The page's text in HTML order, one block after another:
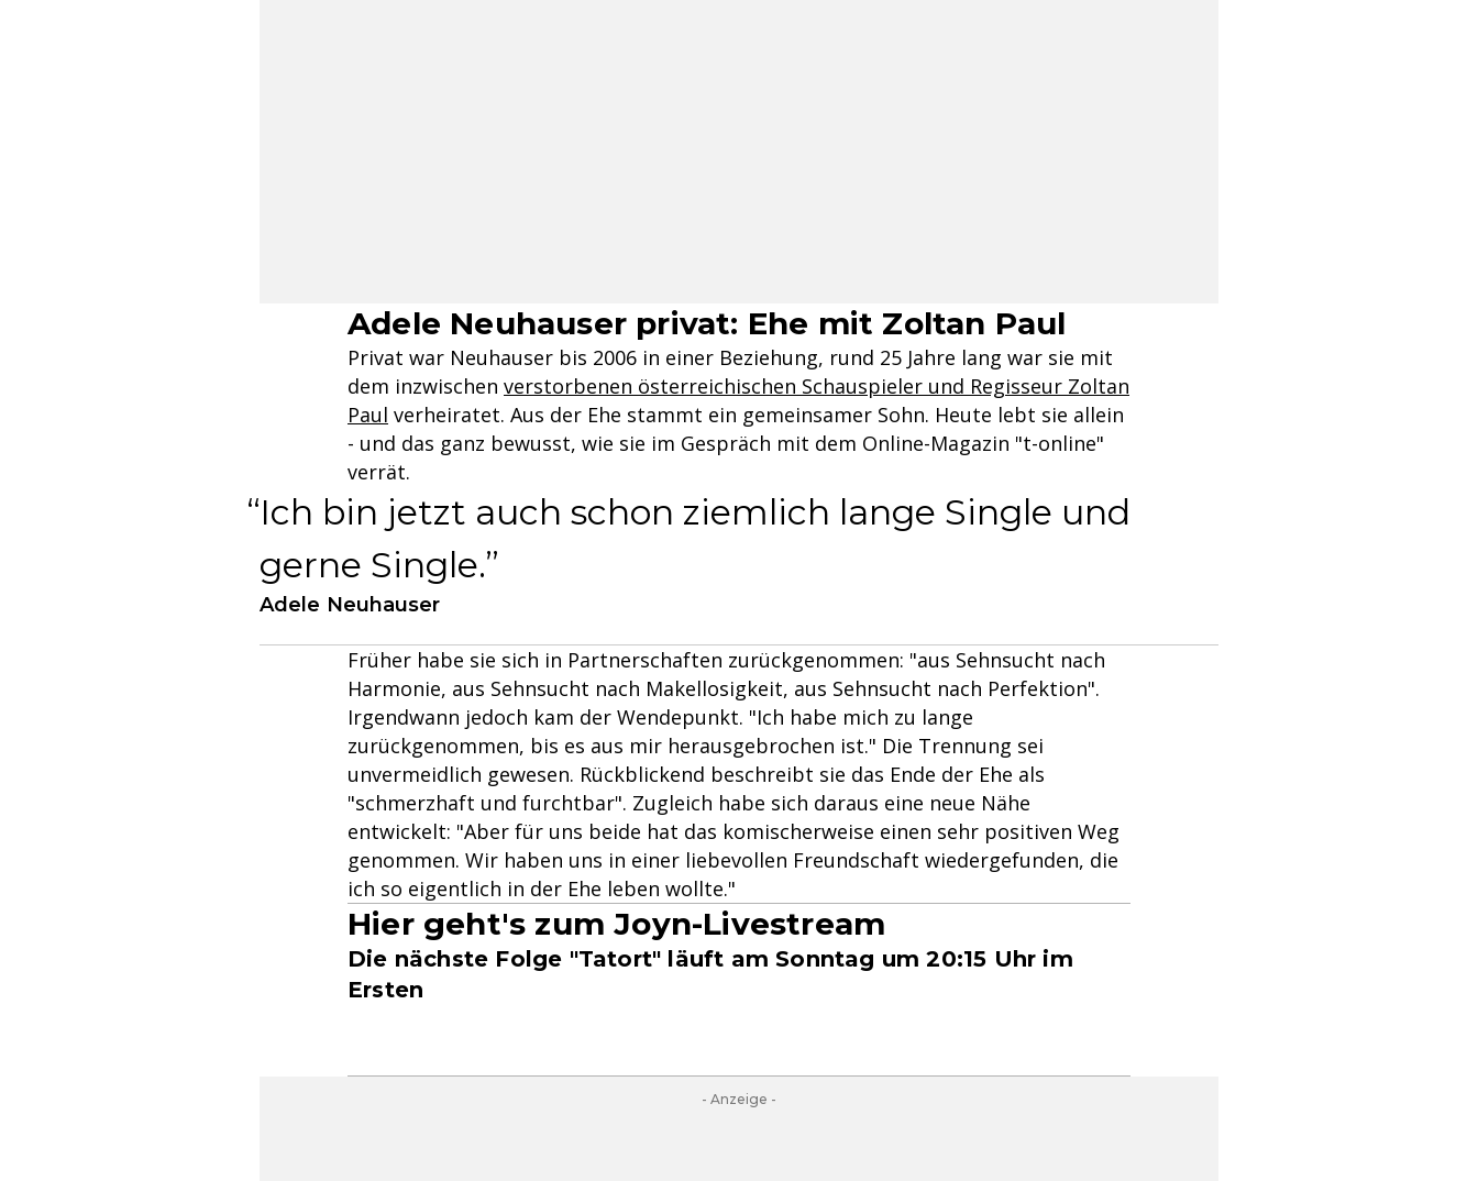
Adele Neuhauser privat: Ehe mit Zoltan Paul
Privat war Neuhauser bis 2006 in einer Beziehung, rund 25 Jahre lang war sie mit
dem inzwischen verstorbenen österreichischen Schauspieler und Regisseur Zoltan
Paul verheiratet. Aus der Ehe stammt ein gemeinsamer Sohn. Heute lebt sie allein
- und das ganz bewusst, wie sie im Gespräch mit dem Online-Magazin "t-online"
verrät.
Ich bin jetzt auch schon ziemlich lange Single und
gerne Single.
Adele Neuhauser
Früher habe sie sich in Partnerschaften zurückgenommen: "aus Sehnsucht nach
Harmonie, aus Sehnsucht nach Makellosigkeit, aus Sehnsucht nach Perfektion".
Irgendwann jedoch kam der Wendepunkt. "Ich habe mich zu lange
zurückgenommen, bis es aus mir herausgebrochen ist." Die Trennung sei
unvermeidlich gewesen. Rückblickend beschreibt sie das Ende der Ehe als
"schmerzhaft und furchtbar". Zugleich habe sich daraus eine neue Nähe
entwickelt: "Aber für uns beide hat das komischerweise einen sehr positiven Weg
genommen. Wir haben uns in einer liebevollen Freundschaft wiedergefunden, die
ich so eigentlich in der Ehe leben wollte."
Hier geht's zum Joyn-Livestream
Die nächste Folge "Tatort" läuft am Sonntag um 20:15 Uhr im
Ersten
- Anzeige -